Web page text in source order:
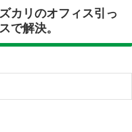
カリのオフィス引っ
で解決。